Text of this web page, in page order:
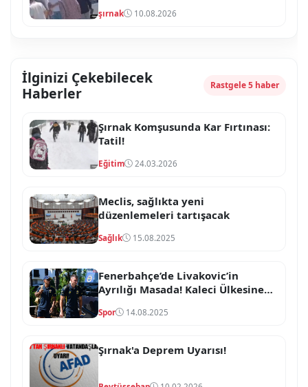
şırnak 10.08.2026
İlginizi Çekebilecek
Haberler
Rastgele 5 haber
Şırnak Komşusunda Kar Fırtınası:
Tatil!
Eğitim 24.03.2026
Meclis, sağlıkta yeni
düzenlemeleri tartışacak
Sağlık 15.08.2025
Fenerbahçe’de Livakovic’in
Ayrılığı Masada! Kaleci Ülkesine
Spor 14.08.2025
Şırnak'a Deprem Uyarısı!